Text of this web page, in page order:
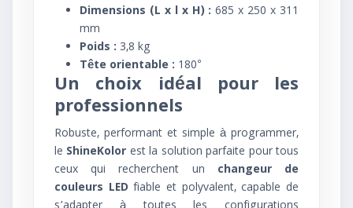
Dimensions (L x l x H) : 685 x 250 x 311
mm
Poids : 3,8 kg
Tête orientable : 180°
Un choix idéal pour les
professionnels
Robuste, performant et simple à programmer,
le ShineKolor est la solution parfaite pour tous
ceux qui recherchent un changeur de
couleurs LED fiable et polyvalent, capable de